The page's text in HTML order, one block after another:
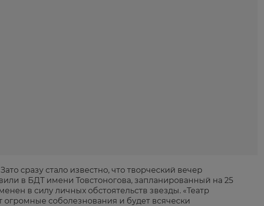
сразу стало известно, что творческий вечер
в БДТ имени Товстоногова, запланированный на 25
в силу личных обстоятельств звезды. «Театр
огромные соболезнования и будет всячески